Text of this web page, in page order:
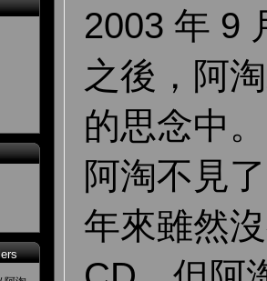
2003 年 9
之後，阿
的思念中
阿淘不見
年來雖然